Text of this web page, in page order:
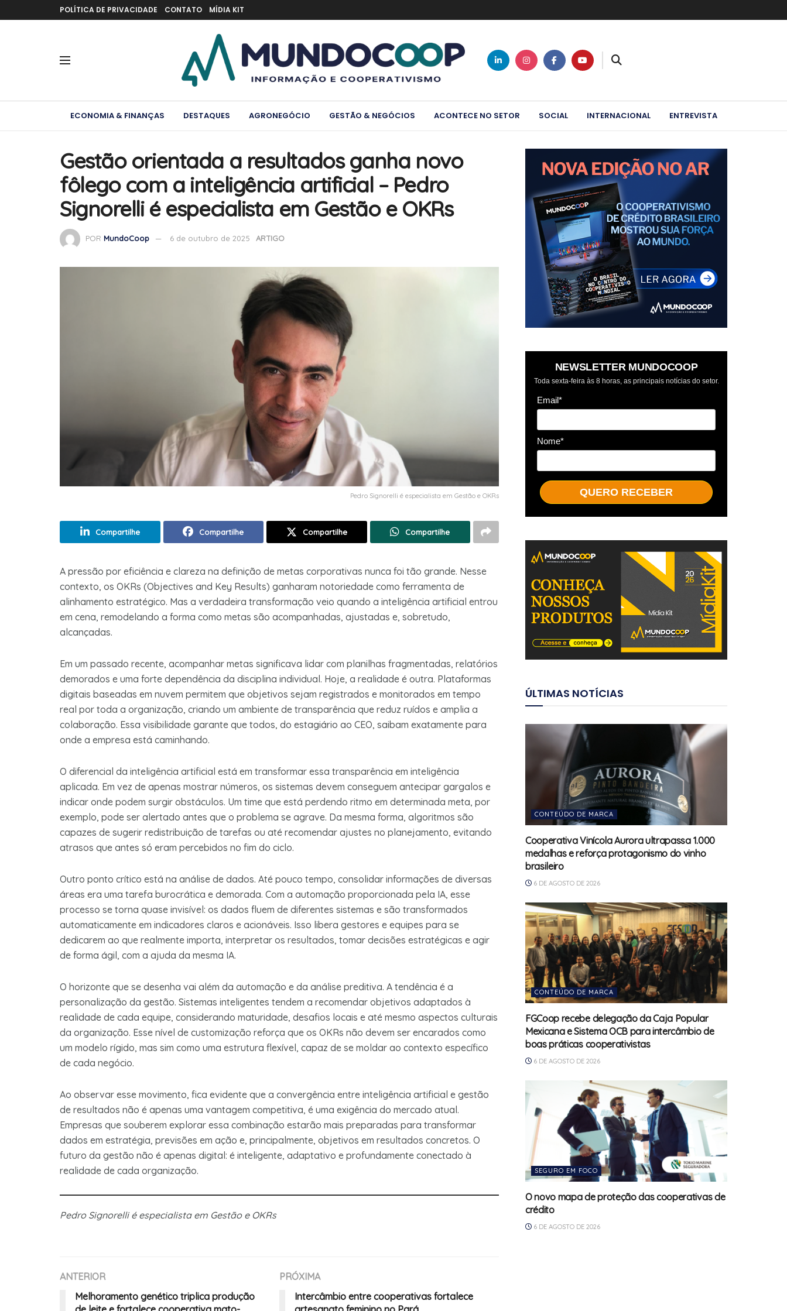
POLÍTICA DE PRIVACIDADE CONTATO MÍDIA KIT
ECONOMIA & FINANÇAS DESTAQUES AGRONEGÓCIO GESTÃO & NEGÓCIOS ACONTECE NO SETOR SOCIAL INTERNACIONAL ENTREVISTA
Gestão orientada a resultados ganha novo
fôlego com a inteligência artificial – Pedro
Signorelli é especialista em Gestão e OKRs
POR MundoCoop 6 de outubro de 2025 ARTIGO
Pedro Signorelli é especialista em Gestão e OKRs
Compartilhe Compartilhe Compartilhe Compartilhe
A pressão por eficiência e clareza na definição de metas corporativas nunca foi tão grande. Nesse
contexto, os OKRs (Objectives and Key Results) ganharam notoriedade como ferramenta de
alinhamento estratégico. Mas a verdadeira transformação veio quando a inteligência artificial entrou
em cena, remodelando a forma como metas são acompanhadas, ajustadas e, sobretudo,
alcançadas.
Em um passado recente, acompanhar metas significava lidar com planilhas fragmentadas, relatórios
demorados e uma forte dependência da disciplina individual. Hoje, a realidade é outra. Plataformas
digitais baseadas em nuvem permitem que objetivos sejam registrados e monitorados em tempo
real por toda a organização, criando um ambiente de transparência que reduz ruídos e amplia a
colaboração. Essa visibilidade garante que todos, do estagiário ao CEO, saibam exatamente para
onde a empresa está caminhando.
O diferencial da inteligência artificial está em transformar essa transparência em inteligência
aplicada. Em vez de apenas mostrar números, os sistemas devem conseguem antecipar gargalos e
indicar onde podem surgir obstáculos. Um time que está perdendo ritmo em determinada meta, por
exemplo, pode ser alertado antes que o problema se agrave. Da mesma forma, algoritmos são
capazes de sugerir redistribuição de tarefas ou até recomendar ajustes no planejamento, evitando
atrasos que antes só eram percebidos no fim do ciclo.
Outro ponto crítico está na análise de dados. Até pouco tempo, consolidar informações de diversas
áreas era uma tarefa burocrática e demorada. Com a automação proporcionada pela IA, esse
processo se torna quase invisível: os dados fluem de diferentes sistemas e são transformados
automaticamente em indicadores claros e acionáveis. Isso libera gestores e equipes para se
dedicarem ao que realmente importa, interpretar os resultados, tomar decisões estratégicas e agir
de forma ágil, com a ajuda da mesma IA.
O horizonte que se desenha vai além da automação e da análise preditiva. A tendência é a
personalização da gestão. Sistemas inteligentes tendem a recomendar objetivos adaptados à
realidade de cada equipe, considerando maturidade, desafios locais e até mesmo aspectos culturais
da organização. Esse nível de customização reforça que os OKRs não devem ser encarados como
um modelo rígido, mas sim como uma estrutura flexível, capaz de se moldar ao contexto específico
de cada negócio.
Ao observar esse movimento, fica evidente que a convergência entre inteligência artificial e gestão
de resultados não é apenas uma vantagem competitiva, é uma exigência do mercado atual.
Empresas que souberem explorar essa combinação estarão mais preparadas para transformar
dados em estratégia, previsões em ação e, principalmente, objetivos em resultados concretos. O
futuro da gestão não é apenas digital: é inteligente, adaptativo e profundamente conectado à
realidade de cada organização.
Pedro Signorelli é especialista em Gestão e OKRs
ANTERIOR
Melhoramento genético triplica produção
PRÓXIMA
Intercâmbio entre cooperativas fortalece
NEWSLETTER MUNDOCOOP
Toda sexta-feira às 8 horas, as principais notícias do setor.
Email*
Nome*
QUERO RECEBER
ÚLTIMAS NOTÍCIAS
CONTEÚDO DE MARCA
Cooperativa Vinícola Aurora ultrapassa 1.000
medalhas e reforça protagonismo do vinho
brasileiro
6 DE AGOSTO DE 2026
CONTEÚDO DE MARCA
FGCoop recebe delegação da Caja Popular
Mexicana e Sistema OCB para intercâmbio de
boas práticas cooperativistas
6 DE AGOSTO DE 2026
SEGURO EM FOCO
O novo mapa de proteção das cooperativas de
crédito
6 DE AGOSTO DE 2026